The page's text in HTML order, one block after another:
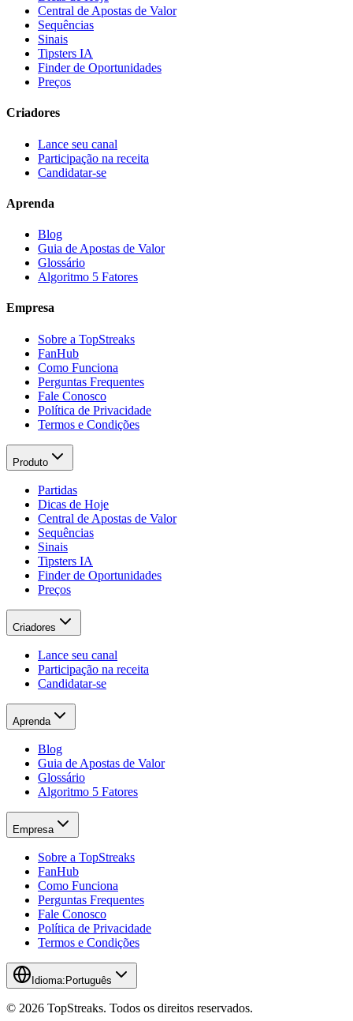
Central de Apostas de Valor
Sequências
Sinais
Tipsters IA
Finder de Oportunidades
Preços
Criadores
Lance seu canal
Participação na receita
Candidatar-se
Aprenda
Blog
Guia de Apostas de Valor
Glossário
Algoritmo 5 Fatores
Empresa
Sobre a TopStreaks
FanHub
Como Funciona
Perguntas Frequentes
Fale Conosco
Política de Privacidade
Termos e Condições
Produto
Partidas
Dicas de Hoje
Central de Apostas de Valor
Sequências
Sinais
Tipsters IA
Finder de Oportunidades
Preços
Criadores
Lance seu canal
Participação na receita
Candidatar-se
Aprenda
Blog
Guia de Apostas de Valor
Glossário
Algoritmo 5 Fatores
Empresa
Sobre a TopStreaks
FanHub
Como Funciona
Perguntas Frequentes
Fale Conosco
Política de Privacidade
Termos e Condições
Idioma: Português
© 2026 TopStreaks. Todos os direitos reservados.